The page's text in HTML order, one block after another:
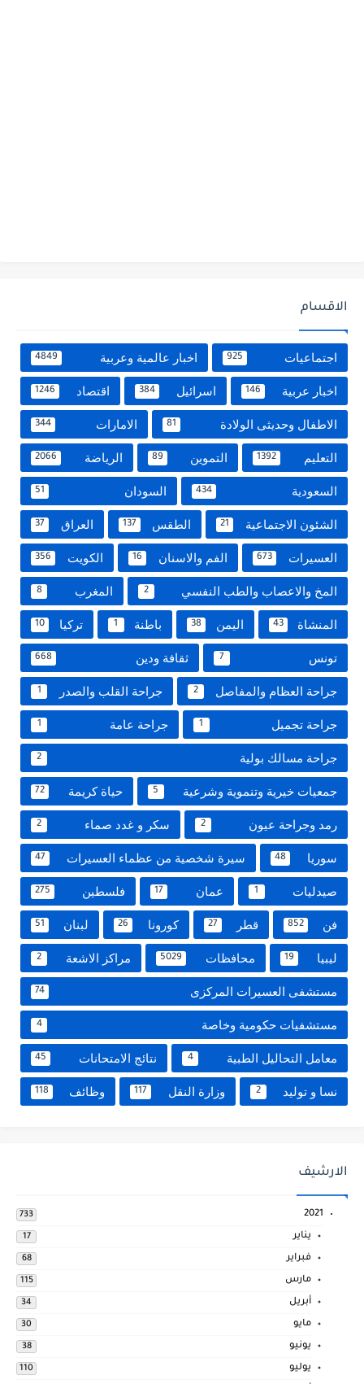
الاقسام
اجتماعيات 925 اخبار عالمية وعربية 4849
اخبار عربية 146 اسرائيل 384 اقتصاد 1246
الاطفال وحديثى الولادة 81 الامارات 344
التعليم 1392 التموين 89 الرياضة 2066
السعودية 434 السودان 51
الشئون الاجتماعية 21 الطقس 137 العراق 37
العسيرات 673 الفم والاسنان 16 الكويت 356
المخ والاعصاب والطب النفسي 2 المغرب 8
المنشاة 43 اليمن 38 باطنة 1 تركيا 10
تونس 7 ثقافة ودين 668
جراحة العظام والمفاصل 2 جراحة القلب والصدر 1
جراحة تجميل 1 جراحة عامة 1
جراحة مسالك بولية 2
جمعيات خيرية وتنموية وشرعية 5 حياة كريمة 72
رمد وجراحة عيون 2 سكر و غدد صماء 2
سوريا 48 سيرة شخصية من عظماء العسيرات 47
صيدليات 1 عمان 17 فلسطين 275
فن 852 قطر 27 كورونا 26 لبنان 51
ليبيا 19 محافظات 5029 مراكز الاشعة 2
مستشفى العسيرات المركزى 74
مستشفيات حكومية وخاصة 4
معامل التحاليل الطبية 4 نتائج الامتحانات 45
نسا و توليد 2 وزارة النقل 117 وظائف 118
الارشيف
2021
733
يناير 17
فبراير 68
مارس 115
أبريل 34
مايو 30
يونيو 38
يوليو 110